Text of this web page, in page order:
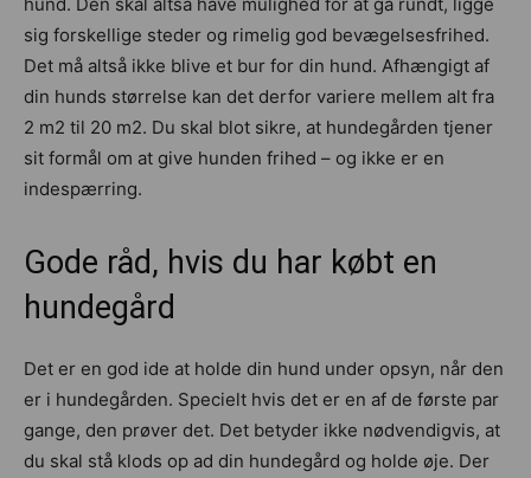
sig forskellige steder og rimelig god bevægelsesfrihed.
Det må altså ikke blive et bur for din hund. Afhængigt af
din hunds størrelse kan det derfor variere mellem alt fra
2 m2 til 20 m2. Du skal blot sikre, at hundegården tjener
sit formål om at give hunden frihed – og ikke er en
indespærring.
Gode råd, hvis du har købt en
hundegård
Det er en god ide at holde din hund under opsyn, når den
er i hundegården. Specielt hvis det er en af de første par
gange, den prøver det. Det betyder ikke nødvendigvis, at
du skal stå klods op ad din hundegård og holde øje. Der